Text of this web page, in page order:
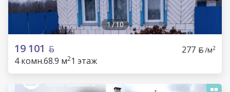
1/10
19 101 277 /м2
4 комн.68.9 м21 этаж